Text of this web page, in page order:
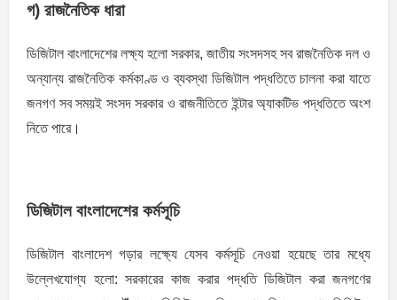
গ) রাজনৈতিক ধারা
ডিজিটাল বাংলাদেশের লক্ষ্য হলো সরকার, জাতীয় সংসদসহ সব রাজনৈতিক দল ও
অন্যান্য রাজনৈতিক কর্মকাণ্ড ও ব্যবস্থা ডিজিটাল পদ্ধতিতে চালনা করা যাতে
জনগণ সব সময়ই সংসদ সরকার ও রাজনীতিতে ইন্টার অ্যাকটিভ পদ্ধতিতে অংশ
নিতে পারে।
ডিজিটাল বাংলাদেশের কর্মসূচি
ডিজিটাল বাংলাদেশ গড়ার লক্ষ্যে যেসব কর্মসূচি নেওয়া হয়েছে তার মধ্যে
উল্লেখযোগ্য হলো: সরকারের কাজ করার পদ্ধতি ডিজিটাল করা জনগণের